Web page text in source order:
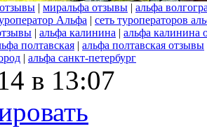
| миральфа отзывы | альфа
Альфа | сеть туроператоров
| альфа калинина | альфа калинина
полтавская | альфа полтавская отзывы
| альфа санкт-петербург
в 13:07